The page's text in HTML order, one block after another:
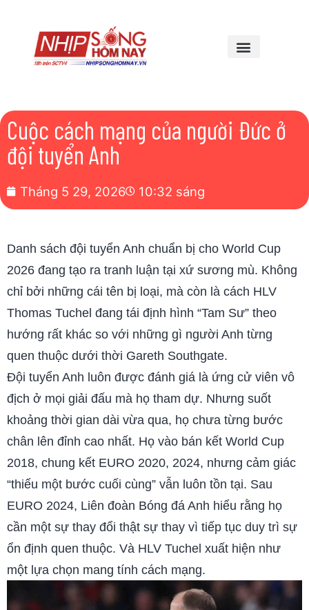
Cuộc cách mạng của người Đức ở
đội tuyển Anh
Tháng 5 29, 2026 10:32 sáng
Danh sách đội tuyển Anh chuẩn bị cho World Cup
2026 đang tạo ra tranh luận tại xứ sương mù. Không
chỉ bởi những cái tên bị loại, mà còn là cách HLV
Thomas Tuchel đang tái định hình “Tam Sư” theo
hướng rất khác so với những gì người Anh từng
quen thuộc dưới thời Gareth Southgate.
Đội tuyển Anh luôn được đánh giá là ứng cử viên vô
địch ở mọi giải đấu mà họ tham dự. Nhưng suốt
khoảng thời gian dài vừa qua, họ chưa từng bước
chân lên đỉnh cao nhất. Họ vào bán kết World Cup
2018, chung kết EURO 2020, 2024, nhưng cảm giác
“thiếu một bước cuối cùng” vẫn luôn tồn tại. Sau
EURO 2024, Liên đoàn Bóng đá Anh hiểu rằng họ
cần một sự thay đổi thật sự thay vì tiếp tục duy trì sự
ổn định quen thuộc. Và HLV Tuchel xuất hiện như
một lựa chọn mang tính cách mạng.